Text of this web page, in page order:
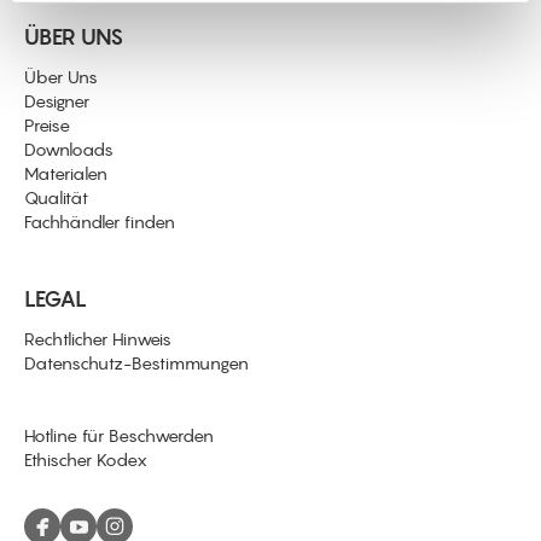
gesammelt haben.
ÜBER UNS
Über Uns
Designer
Preise
Downloads
Materialen
Qualität
Fachhändler finden
LEGAL
Rechtlicher Hinweis
Datenschutz-Bestimmungen
Hotline für Beschwerden
Ethischer Kodex